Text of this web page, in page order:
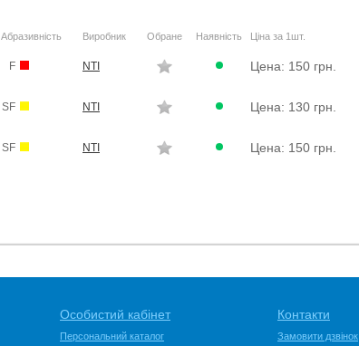
Абразивність Виробник Обране Наявність Ціна за 1шт.
F NTI Цена: 150 грн.
SF NTI Цена: 130 грн.
SF NTI Цена: 150 грн.
Особистий кабінет
Персональний каталог
Контакти
Замовити дзвінок